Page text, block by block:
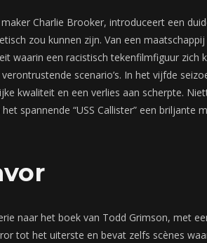
Charlie Brooker, introduceert een
zou kunnen zijn. Van een maatschappij
waarin een racistisch tekenfilmfiguur zich
scenario’s. In het vijfde
kwaliteit en een verlies aan scherpte.
spannende “USS Callister” een briljante
naar het boek van Todd Grimson, met
tot het uiterste en bevat zelfs scènes